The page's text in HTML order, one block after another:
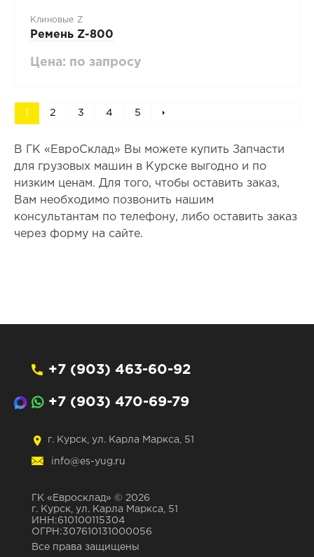
Клиновые Z
Ремень Z-800
Цена: по запросу
1 2 3 4 5
В ГК «ЕвроСклад» Вы можете купить Запчасти
для грузовых машин в Курске выгодно и по
низким ценам. Для того, чтобы оставить заказ,
Вам необходимо позвонить нашим
консультантам по телефону, либо оставить заказ
через форму на сайте.
+7 (903) 463-60-92
+7 (903) 470-69-79
г. Курск, ул. Карла Маркса, 51
info@es-yug.ru
ГК «Евросклад» © 2026
г. Курск, ул. Карла Маркса, 51
ИНН:610100115304
ОГРН:307610131000056
Все права защищены